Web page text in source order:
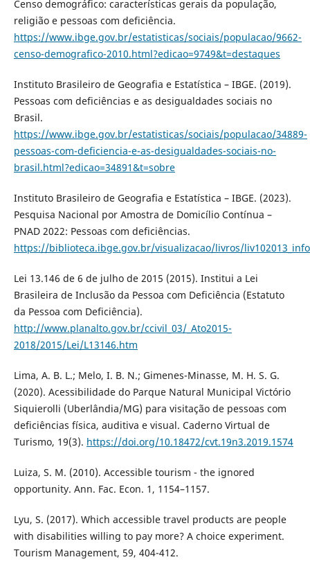
Censo demográfico: características gerais da população,
religião e pessoas com deficiência.
https://www.ibge.gov.br/estatisticas/sociais/populacao/9662-
censo-demografico-2010.html?edicao=9749&t=destaques
Instituto Brasileiro de Geografia e Estatística – IBGE. (2019).
Pessoas com deficiências e as desigualdades sociais no
Brasil.
https://www.ibge.gov.br/estatisticas/sociais/populacao/34889-
pessoas-com-deficiencia-e-as-desigualdades-sociais-no-
brasil.html?edicao=34891&t=sobre
Instituto Brasileiro de Geografia e Estatística – IBGE. (2023).
Pesquisa Nacional por Amostra de Domicílio Contínua –
PNAD 2022: Pessoas com deficiências.
https://biblioteca.ibge.gov.br/visualizacao/livros/
Lei 13.146 de 6 de julho de 2015 (2015). Institui a Lei
Brasileira de Inclusão da Pessoa com Deficiência (Estatuto
da Pessoa com Deficiência).
http://www.planalto.gov.br/ccivil_03/_Ato2015-
2018/2015/Lei/L13146.htm
Lima, A. B. L.; Melo, I. B. N.; Gimenes-Minasse, M. H. S. G.
(2020). Acessibilidade do Parque Natural Municipal Victório
Siquierolli (Uberlândia/MG) para visitação de pessoas com
deficiências física, auditiva e visual. Caderno Virtual de
Turismo, 19(3). https://doi.org/10.18472/cvt.19n3.2019.1574
Luiza, S. M. (2010). Accessible tourism - the ignored
opportunity. Ann. Fac. Econ. 1, 1154–1157.
Lyu, S. (2017). Which accessible travel products are people
with disabilities willing to pay more? A choice experiment.
Tourism Management, 59, 404-412.